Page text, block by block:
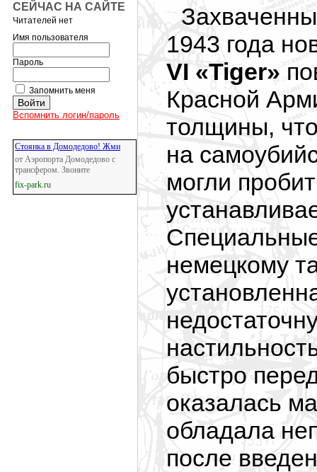
СЕЙЧАС НА САЙТЕ
Читателей нет
Имя пользователя
Пароль
Запомнить меня
Вспомнить логин/пароль
Стоянка в Домодедово! Жми
от Аэропорта Домодедово с
трансфером. Звоните
fix-park.ru
1943 года
VI «Tiger»
Красной
толщины,
на
могли
немецкому
быстро
оказалась
обладала
после